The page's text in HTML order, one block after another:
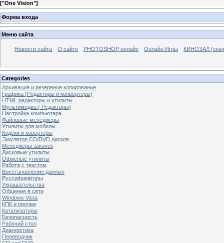
["One Vision"]
Форма входа
Меню сайта
Новости сайта О сайте PHOTOSHOP онлайн Онлайн Игры КИНОЗАЛ
Categories
Архивация и резервное копирование
Графика (Редакторы и конвертеры)
HTML редакторы и утилиты
Мультимедиа ( Редакторы)
Настройка компьютера
Файловые менеджеры
Утилиты для мобилы
Кодеки и ковертеры
Эмулятор CD/DVD дисков.
Менеджеры закачек
Дисковые утилиты
Офисные утилиты
Работа с текстом
Восстановление данных
Руссификаторы
Украшательства
Общение в сети
Windows Vista
КПК и прочее
Катализаторы
Безопасность
Рабочий стол
Диагностика
Переводчик